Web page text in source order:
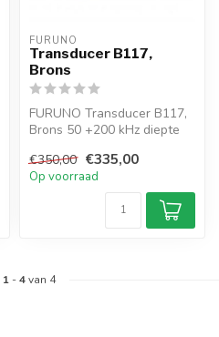
FURUNO
Transducer B117,
Brons
FURUNO Transducer B117,
Brons 50 +200 kHz diepte
€350,00 €335,00
Op voorraad
1 -4van 4